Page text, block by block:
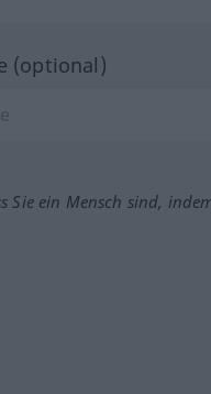
(optional)
Sie ein Mensch sind,